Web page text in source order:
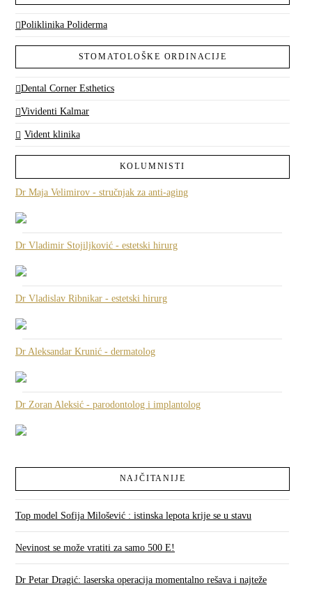
Poliklinika Poliderma
STOMATOLOŠKE ORDINACIJE
Dental Corner Esthetics
Vividenti Kalmar
Vident klinika
KOLUMNISTI
Dr Maja Velimirov - stručnjak za anti-aging
Dr Vladimir Stojiljković - estetski hirurg
Dr Vladislav Ribnikar - estetski hirurg
Dr Aleksandar Krunić - dermatolog
Dr Zoran Aleksić - parodontolog i implantolog
NAJČITANIJE
Top model Sofija Milošević : istinska lepota krije se u stavu
Nevinost se može vratiti za samo 500 E!
Dr Petar Dragić: laserska operacija momentalno rešava i najteže